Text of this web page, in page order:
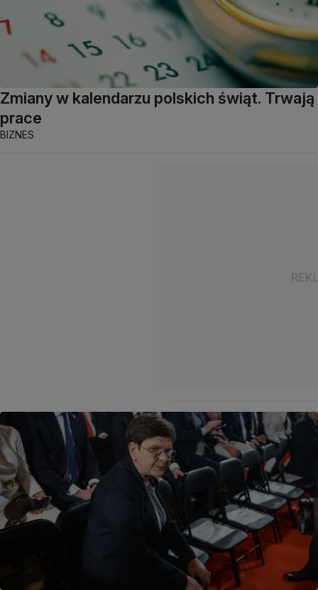
Zmiany w kalendarzu polskich świąt. Trwają
prace
BIZNES